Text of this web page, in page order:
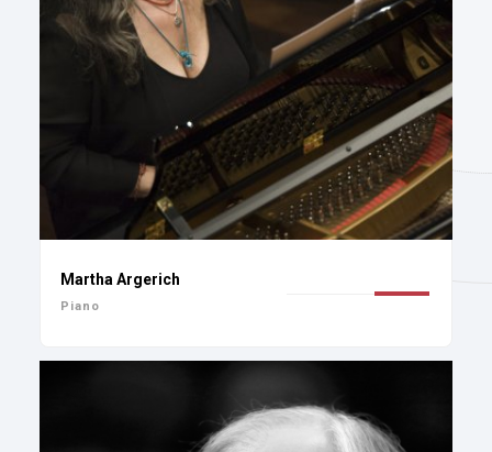
Martha Argerich
Piano